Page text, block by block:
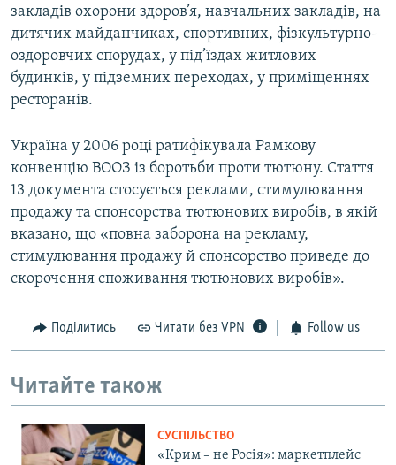
закладів охорони здоров’я, навчальних закладів, на
дитячих майданчиках, спортивних, фізкультурно-
оздоровчих спорудах, у під’їздах житлових
будинків, у підземних переходах, у приміщеннях
ресторанів.
Україна у 2006 році ратифікувала Рамкову
конвенцію ВООЗ із боротьби проти тютюну. Стаття
13 документа стосується реклами, стимулювання
продажу та спонсорства тютюнових виробів, в якій
вказано, що «повна заборона на рекламу,
стимулювання продажу й спонсорство приведе до
скорочення споживання тютюнових виробів».
Поділитись Читати без VPN Follow us
Читайте також
СУСПІЛЬСТВО
«Крим – не Росія»: маркетплейс